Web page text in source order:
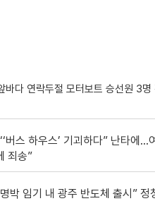
바다 연락두절 모터보트 승선원 3명
버스 하우스’ 기괴하다” 난타에…
죄송”
박 임기 내 광주 반도체 출시” 정